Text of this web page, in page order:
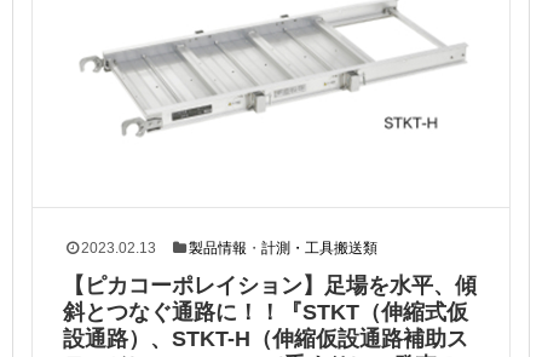
2023.02.13 製品情報 ・計測・工具搬送類
【ピカコーポレイション】足場を水平、傾
斜とつなぐ通路に！！『STKT（伸縮式仮
設通路）、STKT-H（伸縮仮設通路補助ス